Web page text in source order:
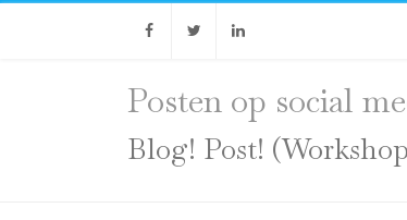
FacebookTwitter
Posten op social
Blog! Post!